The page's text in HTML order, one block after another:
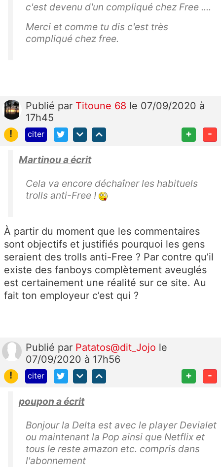
c'est devenu d'un compliqué chez Free ....
Merci et comme tu dis c'est très
compliqué chez free.
Publié par Titoune 68 le 07/09/2020 à
17h45
!
citer + -
Martinou a écrit
Cela va encore déchaîner les habituels
trolls anti-Free !
À partir du moment que les commentaires
sont objectifs et justifiés pourquoi les gens
seraient des trolls anti-Free ? Par contre qu’il
existe des fanboys complètement aveuglés
est certainement une réalité sur ce site. Au
fait ton employeur c’est qui ?
Publié par Patatos@dit_Jojo le
07/09/2020 à 17h56
!
citer + -
poupon a écrit
Bonjour la Delta est avec le player Devialet
ou maintenant la Pop ainsi que Netflix et
tous le reste amazon etc. compris dans
l'abonnement